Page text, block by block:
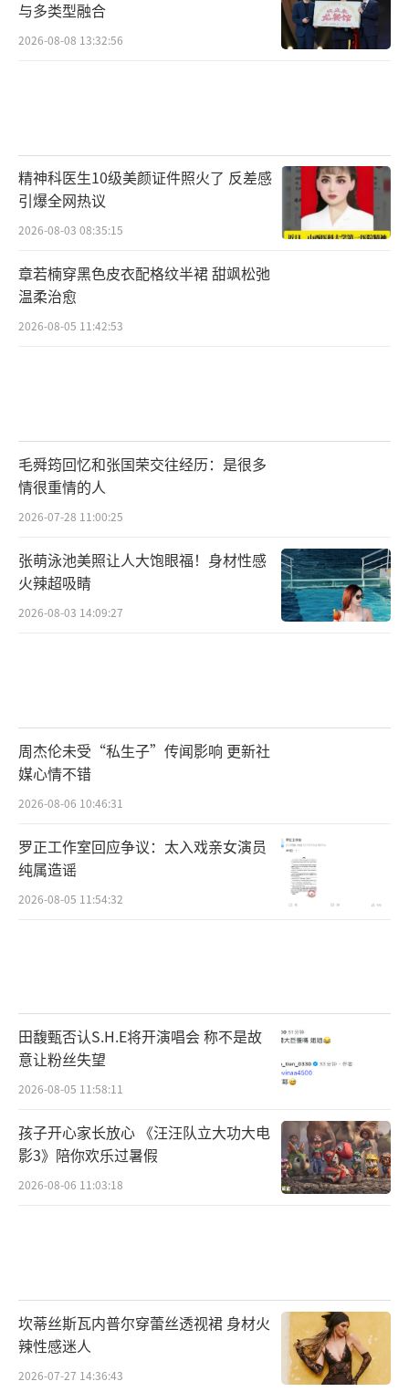
与多类型融合
2026-08-08 13:32:56
精神科医生10级美颜证件照火了 反差感
引爆全网热议
2026-08-03 08:35:15
章若楠穿黑色皮衣配格纹半裙 甜飒松弛
温柔治愈
2026-08-05 11:42:53
毛舜筠回忆和张国荣交往经历：是很多
情很重情的人
2026-07-28 11:00:25
张萌泳池美照让人大饱眼福！身材性感
火辣超吸睛
2026-08-03 14:09:27
周杰伦未受“私生子”传闻影响 更新社
媒心情不错
2026-08-06 10:46:31
罗正工作室回应争议：太入戏亲女演员
纯属造谣
2026-08-05 11:54:32
田馥甄否认S.H.E将开演唱会 称不是故
意让粉丝失望
2026-08-05 11:58:11
孩子开心家长放心 《汪汪队立大功大电
影3》陪你欢乐过暑假
2026-08-06 11:03:18
坎蒂丝斯瓦内普尔穿蕾丝透视裙 身材火
辣性感迷人
2026-07-27 14:36:43